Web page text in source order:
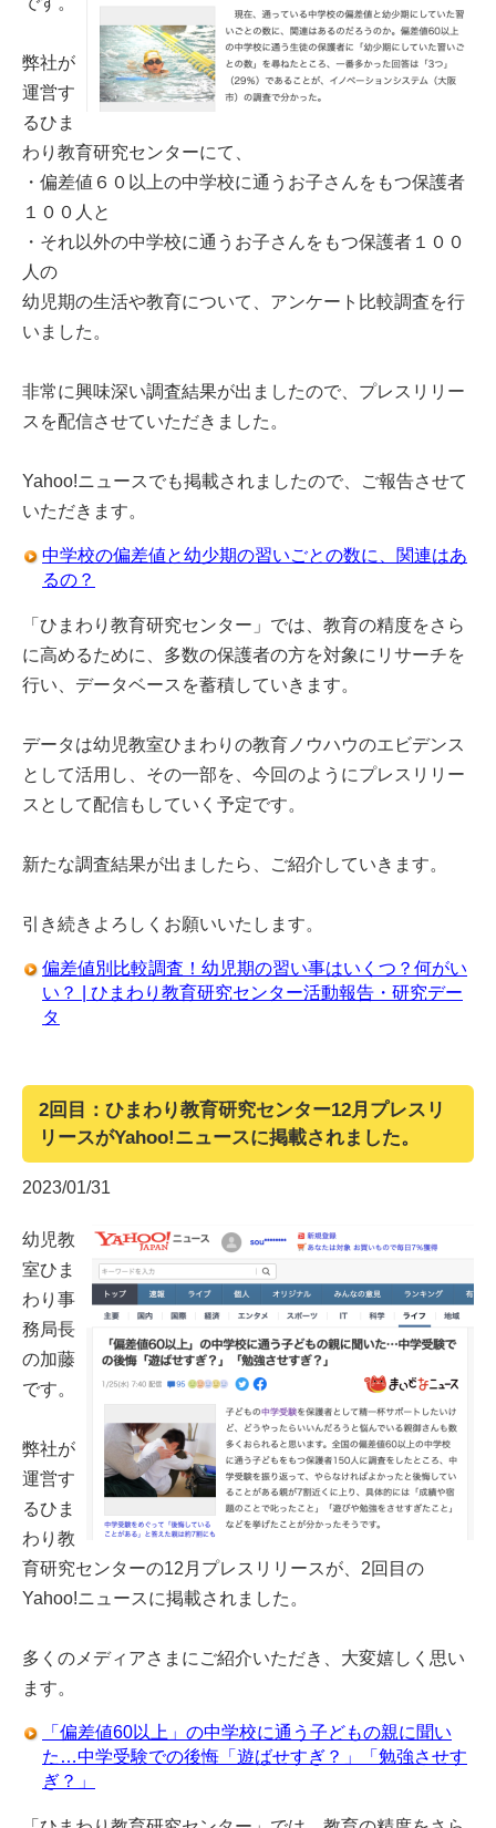
弊社が
運営す
るひま
わり教育研究センターにて、
・偏差値６０以上の中学校に通うお子さんをもつ保護者
１００人と
・それ以外の中学校に通うお子さんをもつ保護者１００
人の
幼児期の生活や教育について、アンケート比較調査を行
いました。
非常に興味深い調査結果が出ましたので、プレスリリー
スを配信させていただきました。
Yahoo!ニュースでも掲載されましたので、ご報告させて
いただきます。
中学校の偏差値と幼少期の習いごとの数に、関連はあ
るの？
「ひまわり教育研究センター」では、教育の精度をさら
に高めるために、多数の保護者の方を対象にリサーチを
行い、データベースを蓄積していきます。
データは幼児教室ひまわりの教育ノウハウのエビデンス
として活用し、その一部を、今回のようにプレスリリー
スとして配信もしていく予定です。
新たな調査結果が出ましたら、ご紹介していきます。
引き続きよろしくお願いいたします。
偏差値別比較調査！幼児期の習い事はいくつ？何がい
い？ | ひまわり教育研究センター活動報告・研究デー
タ
2回目：ひまわり教育研究センター12月プレスリ
リースがYahoo!ニュースに掲載されました。
2023/01/31
幼児教
室ひま
わり事
務局長
の加藤
です。
弊社が
運営す
るひま
わり教
育研究センターの12月プレスリリースが、2回目の
Yahoo!ニュースに掲載されました。
多くのメディアさまにご紹介いただき、大変嬉しく思い
ます。
「偏差値60以上」の中学校に通う子どもの親に聞い
た…中学受験での後悔「遊ばせすぎ？」「勉強させす
ぎ？」